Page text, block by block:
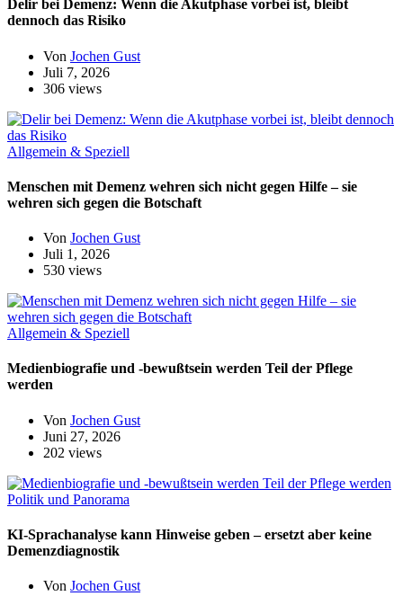
Delir bei Demenz: Wenn die Akutphase vorbei ist, bleibt
dennoch das Risiko
Von Jochen Gust
Juli 7, 2026
306 views
Allgemein & Speziell
Menschen mit Demenz wehren sich nicht gegen Hilfe – sie
wehren sich gegen die Botschaft
Von Jochen Gust
Juli 1, 2026
530 views
Allgemein & Speziell
Medienbiografie und -bewußtsein werden Teil der Pflege
werden
Von Jochen Gust
Juni 27, 2026
202 views
Politik und Panorama
KI-Sprachanalyse kann Hinweise geben – ersetzt aber keine
Demenzdiagnostik
Von Jochen Gust